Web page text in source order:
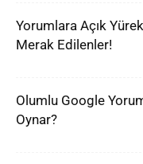
Yorumlara Açık
Merak Edilenler!
Olumlu Google
Oynar?